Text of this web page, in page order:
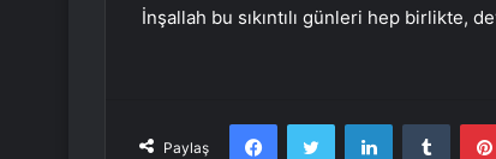
İnşallah bu sıkıntılı günleri hep birlikte,
Paylaş
FacebookTwitter LinkedIn